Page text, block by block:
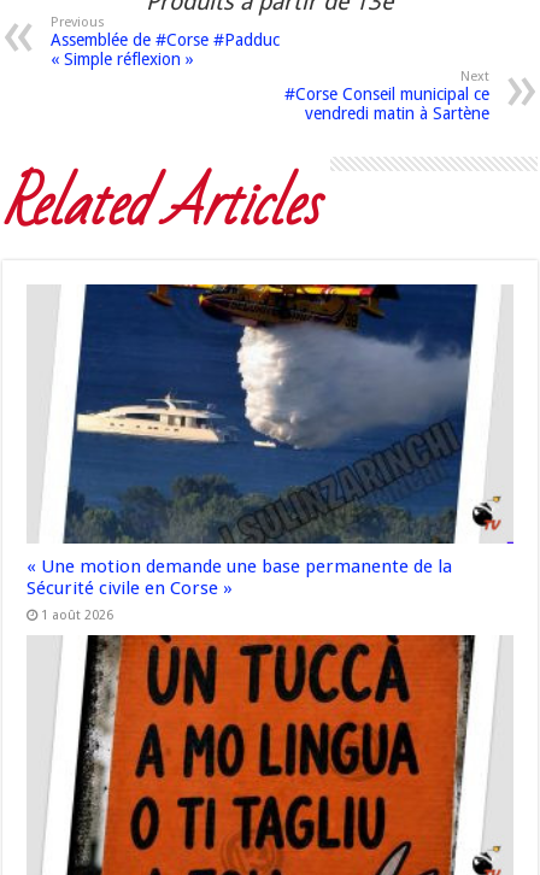
Previous
Assemblée de #Corse #Padduc
« Simple réflexion »
Next
#Corse Conseil municipal ce
vendredi matin à Sartène
Related Articles
« Une motion demande une base permanente de la
Sécurité civile en Corse »
1 août 2026